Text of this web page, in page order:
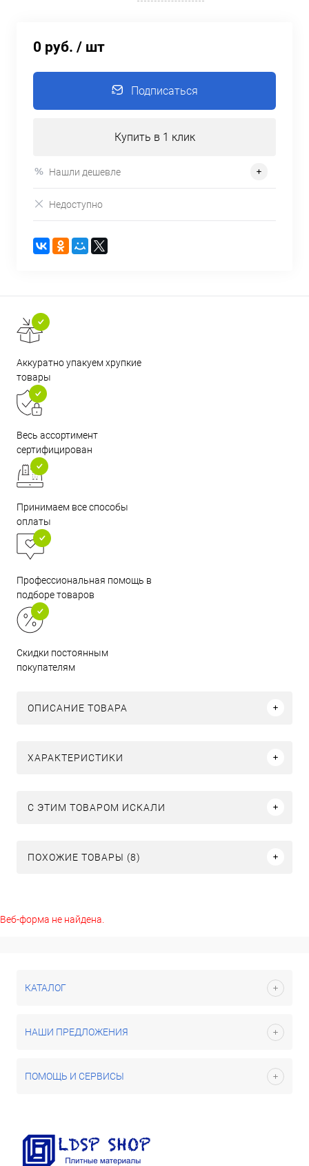
0 руб. / шт
Подписаться
Купить в 1 клик
Нашли дешевле
Недоступно
Аккуратно упакуем хрупкие
товары
Весь ассортимент
сертифицирован
Принимаем все способы
оплаты
Профессиональная помощь в
подборе товаров
Скидки постоянным
покупателям
ОПИСАНИЕ ТОВАРА
ХАРАКТЕРИСТИКИ
C ЭТИМ ТОВАРОМ ИСКАЛИ
ПОХОЖИЕ ТОВАРЫ (8)
Веб-форма не найдена.
КАТАЛОГ
НАШИ ПРЕДЛОЖЕНИЯ
ПОМОЩЬ И СЕРВИСЫ